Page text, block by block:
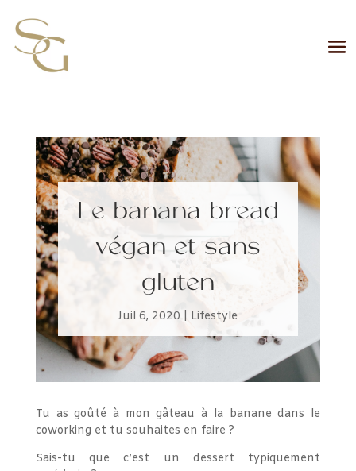
Le banana bread
végan et sans
gluten
Juil 6, 2020 Lifestyle
Tu as goûté à mon gâteau à la banane dans le
coworking et tu souhaites en faire ?
Sais-tu que c’est un dessert typiquement